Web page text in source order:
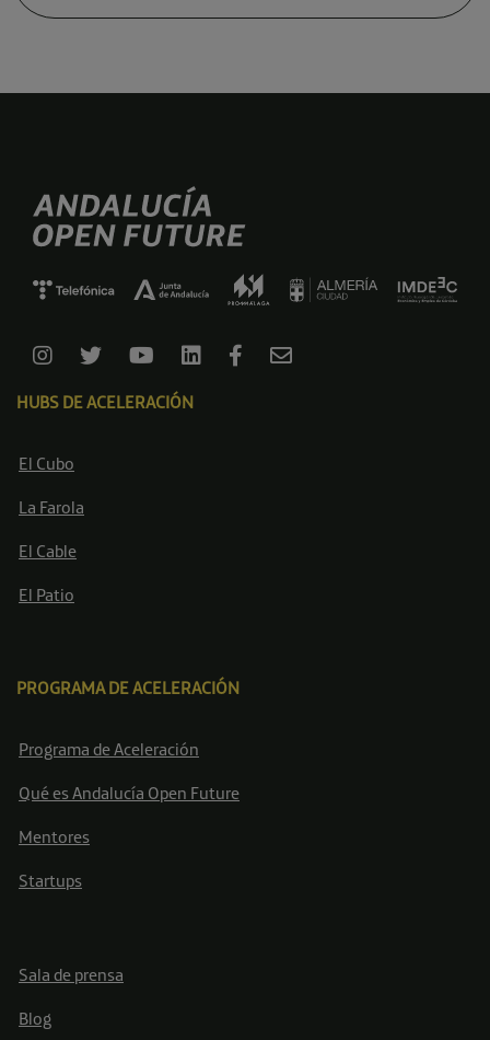
HUBS DE ACELERACIÓN
El Cubo
La Farola
El Cable
El Patio
PROGRAMA DE ACELERACIÓN
Programa de Aceleración
Qué es Andalucía Open Future
Mentores
Startups
Sala de prensa
Blog